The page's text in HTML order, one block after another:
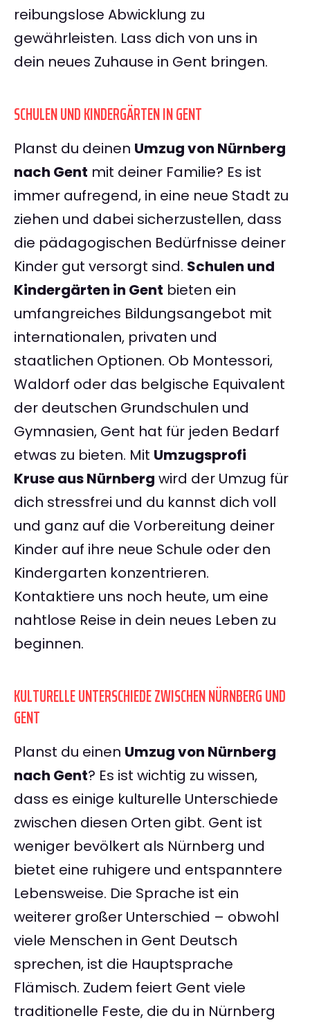
reibungslose Abwicklung zu
gewährleisten. Lass dich von uns in
dein neues Zuhause in Gent bringen.
SCHULEN UND KINDERGÄRTEN IN GENT
Planst du deinen Umzug von Nürnberg
nach Gent mit deiner Familie? Es ist
immer aufregend, in eine neue Stadt zu
ziehen und dabei sicherzustellen, dass
die pädagogischen Bedürfnisse deiner
Kinder gut versorgt sind. Schulen und
Kindergärten in Gent bieten ein
umfangreiches Bildungsangebot mit
internationalen, privaten und
staatlichen Optionen. Ob Montessori,
Waldorf oder das belgische Equivalent
der deutschen Grundschulen und
Gymnasien, Gent hat für jeden Bedarf
etwas zu bieten. Mit Umzugsprofi
Kruse aus Nürnberg wird der Umzug für
dich stressfrei und du kannst dich voll
und ganz auf die Vorbereitung deiner
Kinder auf ihre neue Schule oder den
Kindergarten konzentrieren.
Kontaktiere uns noch heute, um eine
nahtlose Reise in dein neues Leben zu
beginnen.
KULTURELLE UNTERSCHIEDE ZWISCHEN NÜRNBERG UND
GENT
Planst du einen Umzug von Nürnberg
nach Gent? Es ist wichtig zu wissen,
dass es einige kulturelle Unterschiede
zwischen diesen Orten gibt. Gent ist
weniger bevölkert als Nürnberg und
bietet eine ruhigere und entspanntere
Lebensweise. Die Sprache ist ein
weiterer großer Unterschied – obwohl
viele Menschen in Gent Deutsch
sprechen, ist die Hauptsprache
Flämisch. Zudem feiert Gent viele
traditionelle Feste, die du in Nürnberg